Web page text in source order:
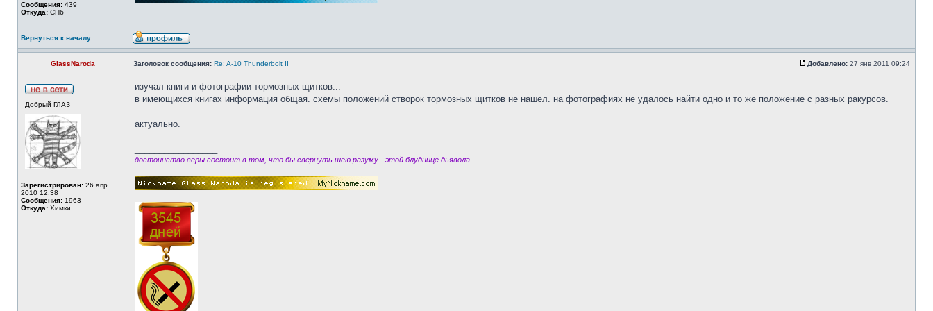
Сообщения: 439
Откуда: СПб
Вернуться к началу
GlassNaroda Заголовок сообщения: Re: A-10 Thunderbolt II Добавлено: 27 янв 2011 09:24
Добрый ГЛАЗ
Зарегистрирован: 26 апр
2010 12:38
Сообщения: 1963
Откуда: Химки
изучал книги и фотографии тормозных щитков...
в имеющихся книгах информация общая. схемы положений створок тормозных щитков не нашел. на фотографиях не удалось найти одно и то же положение с разных ракурсов.
актуально.
достоинство веры состоит в том, что бы свернуть шею разуму - этой блуднице дьявола